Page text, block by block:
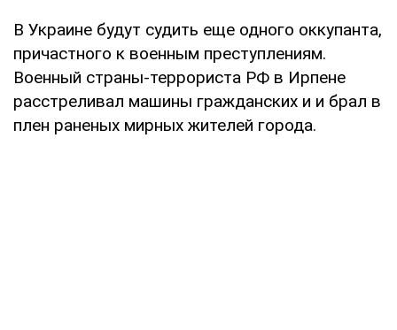
В Украине будут судить еще одного оккупанта,
причастного к военным преступлениям.
Военный страны-террориста РФ в Ирпене
расстреливал машины гражданских и и брал в
плен раненых мирных жителей города.